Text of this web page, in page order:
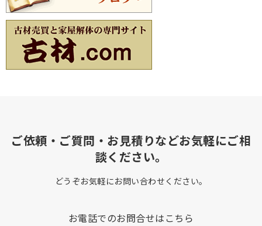
ご依頼・ご質問・お見積りなどお気軽にご相
談ください。
どうぞお気軽にお問い合わせください。
お電話でのお問合せはこちら